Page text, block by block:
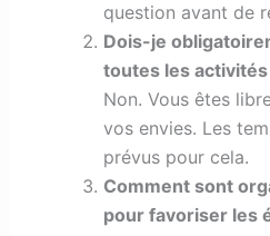
question avant de
Dois-je
toutes les
Non. Vous êtes
vos envies. Les
prévus pour cela.
Comment sont
pour favoriser les